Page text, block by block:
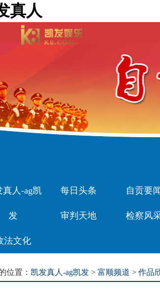
真人
真人-ag凯
发
每日头条 自贡要闻
审判天地 检察风
法文化
位置： 凯发真人-ag凯发 > 富顺频道 > 作品